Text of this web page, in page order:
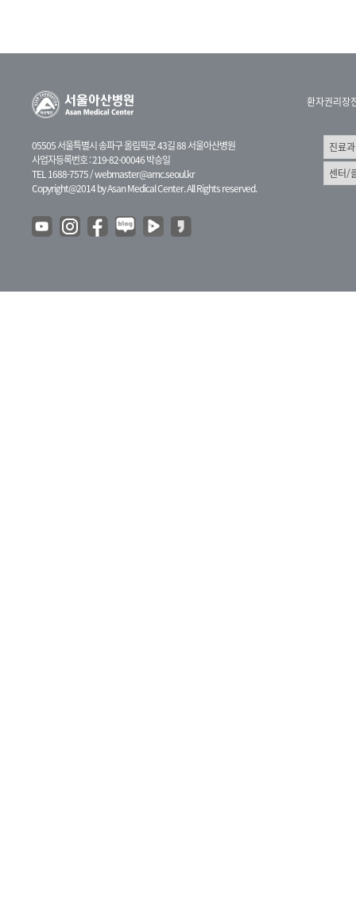
05505 서울특별시 송파구 올림픽로 43길 88 서울아산병원
사업자등록번호 : 219-82-00046 박승일
TEL 1688-7575 /webmaster@amc.seoul.kr
Copyright@2014 by Asan Medical Center. All Rights reserved.
환자권리장